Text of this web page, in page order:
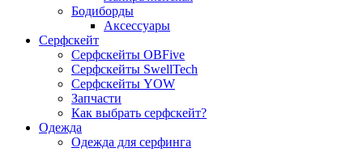
Бодиборды
Аксессуары
Серфскейт
Серфскейты OBFive
Серфскейты SwellTech
Серфскейты YOW
Запчасти
Как выбрать серфскейт?
Одежда
Одежда для серфинга